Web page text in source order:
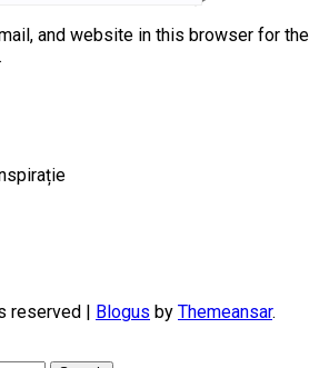
and website in this browser for the
reserved Blogus by Themeansar.